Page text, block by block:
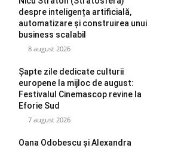
despre inteligența artificială,
automatizare și construirea unui
business scalabil
8 august 2026
Șapte zile dedicate culturii
europene la mijloc de august:
Festivalul Cinemascop revine la
Eforie Sud
7 august 2026
Oana Odobescu și Alexandra